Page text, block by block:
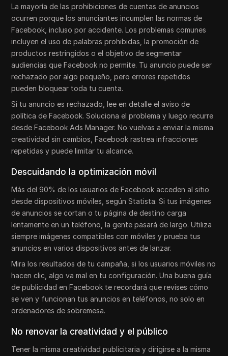
La mayoría de las prohibiciones de cuentas de anuncios
ocurren porque los anunciantes incumplen las normas de
Facebook, incluso por accidente. Los problemas comunes
incluyen el uso de palabras prohibidas, la promoción de
productos restringidos o el objetivo de segmentar
audiencias que Facebook no permite. Tu anuncio puede ser
rechazado por algo pequeño, pero errores repetidos
pueden bloquear toda tu cuenta.
Si tu anuncio es rechazado, lee en detalle el aviso de
política de Facebook. Soluciona el problema y luego recurre
desde Facebook Ads Manager. No vuelvas a enviar la misma
creatividad sin cambios, Facebook rastrea infracciones
repetidas y puede limitar tu alcance.
Descuidando la optimización móvil
Más del 90% de los usuarios de Facebook acceden al sitio
desde dispositivos móviles, según Statista. Si tus imágenes
de anuncios se cortan o tu página de destino carga
lentamente en un teléfono, la gente pasará de largo. Utiliza
siempre imágenes compatibles con móviles y prueba tus
anuncios en varios dispositivos antes de lanzar.
Mira los resultados de tu campaña, si los usuarios móviles no
hacen clic, algo va mal en tu configuración. Una buena guía
de publicidad en Facebook te recordará que revises cómo
se ven y funcionan tus anuncios en teléfonos, no solo en
ordenadores de sobremesa.
No renovar la creatividad y el público
Tener la misma creatividad publicitaria y dirigirse a la misma